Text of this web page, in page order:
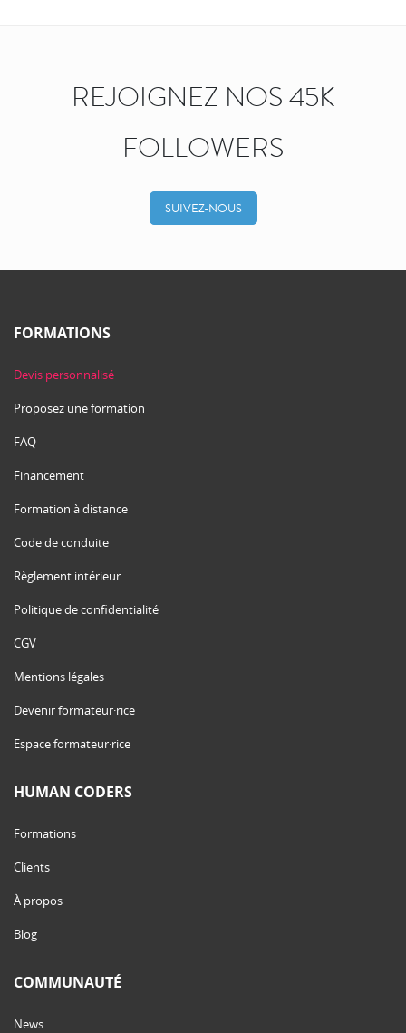
REJOIGNEZ NOS 45K
FOLLOWERS
SUIVEZ-NOUS
FORMATIONS
Devis personnalisé
Proposez une formation
FAQ
Financement
Formation à distance
Code de conduite
Règlement intérieur
Politique de confidentialité
CGV
Mentions légales
Devenir formateur·rice
Espace formateur·rice
HUMAN CODERS
Formations
Clients
À propos
Blog
COMMUNAUTÉ
News